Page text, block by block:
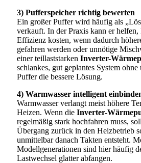
3) Pufferspeicher richtig bewerten
Ein großer Puffer wird häufig als
verkauft. In der Praxis kann er helfen,
Effizienz kosten, wenn dadurch
gefahren werden oder unnötige
einer teillaststarken Inverter-
schlankes, gut geplantes System
Puffer die bessere Lösung.
4) Warmwasser intelligent
Warmwasser verlangt meist höhere
Heizen. Wenn die Inverter-
regelmäßig stark hochfahren muss,
Übergang zurück in den Heizbetrieb
unmittelbar danach Takten entsteht.
Modellgenerationen sind hier häufig
Lastwechsel glatter abfangen.